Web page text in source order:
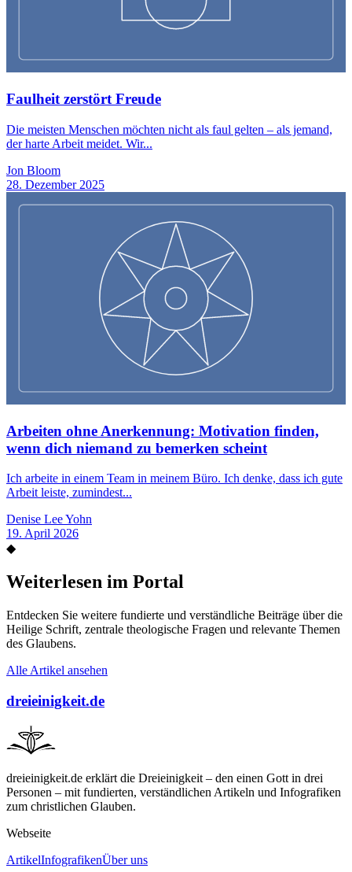
Faulheit zerstört Freude
Die meisten Menschen möchten nicht als faul gelten – als jemand,
der harte Arbeit meidet. Wir...
Jon Bloom
28. Dezember 2025
Arbeiten ohne Anerkennung: Motivation finden,
wenn dich niemand zu bemerken scheint
Ich arbeite in einem Team in meinem Büro. Ich denke, dass ich gute
Arbeit leiste, zumindest...
Denise Lee Yohn
19. April 2026
◆
Weiterlesen im Portal
Entdecken Sie weitere fundierte und verständliche Beiträge über die
Heilige Schrift, zentrale theologische Fragen und relevante Themen
des Glaubens.
Alle Artikel ansehen
dreieinigkeit.de
dreieinigkeit.de erklärt die Dreieinigkeit – den einen Gott in drei
Personen – mit fundierten, verständlichen Artikeln und Infografiken
zum christlichen Glauben.
Webseite
ArtikelInfografikenÜber uns